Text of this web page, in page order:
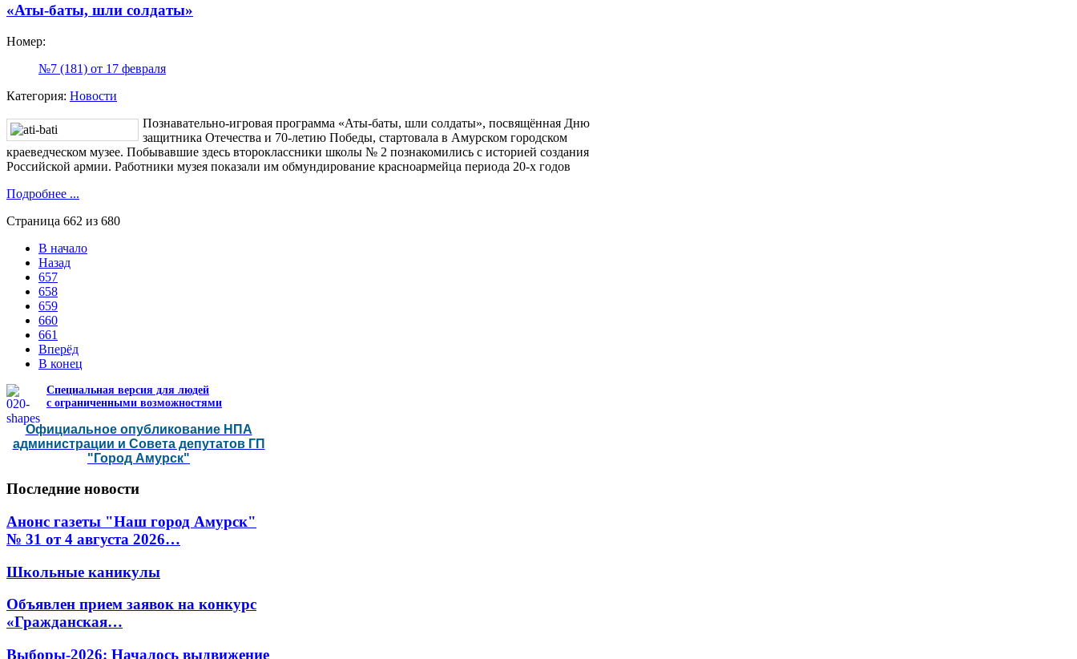
«Аты-баты, шли солдаты»
Номер:
№7 (181) от 17 февраля
Категория: Новости
Познавательно-игровая программа «Аты-баты, шли солдаты», посвящённая Дню
защитника Отечества и 70-летию Победы, стартовала в Амурском городском
краеведческом музее. Побывавшие здесь второклассники школы № 2 познакомились с историей создания
Российской армии. Работники музея показали им обмундирование красноармейца периода 20-х годов
Подробнее ...
Страница 662 из 680
В начало
Назад
657
658
659
660
661
Вперёд
В конец
Специальная версия для людей
с ограниченными возможностями
Официальное опубликование НПА
администрации и Совета депутатов ГП
"Город Амурск"
Последние новости
Анонс газеты "Наш город Амурск"
№ 31 от 4 августа 2026…
Школьные каникулы
Объявлен прием заявок на конкурс
«Гражданская…
Выборы-2026: Началось выдвижение